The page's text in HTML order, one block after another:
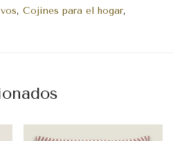
, Cojines para el hogar,